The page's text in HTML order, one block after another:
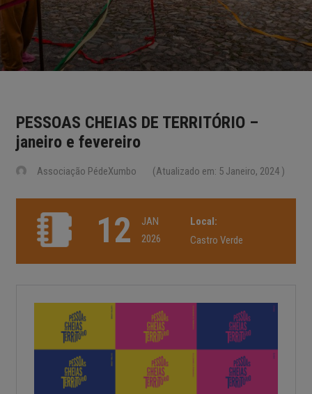
PESSOAS CHEIAS DE TERRITÓRIO –
janeiro e fevereiro
Associação PédeXumbo (Atualizado em: 5 Janeiro, 2024 )
12
JAN
2026
Local:
Castro Verde